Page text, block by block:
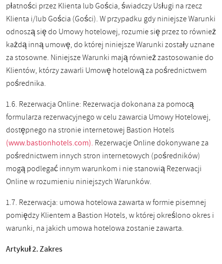
płatności przez Klienta lub Gościa, świadczy Usługi na rzecz
Klienta i/lub Gościa (Gości). W przypadku gdy niniejsze Warunki
odnoszą się do Umowy hotelowej, rozumie się przez to również
każdą inną umowę, do której niniejsze Warunki zostały uznane
za stosowne. Niniejsze Warunki mają również zastosowanie do
Klientów, którzy zawarli Umowę hotelową za pośrednictwem
pośrednika.
1.6. Rezerwacja Online: Rezerwacja dokonana za pomocą
formularza rezerwacyjnego w celu zawarcia Umowy Hotelowej,
dostępnego na stronie internetowej Bastion Hotels
(www.bastionhotels.com). Rezerwacje Online dokonywane za
pośrednictwem innych stron internetowych (pośredników)
mogą podlegać innym warunkom i nie stanowią Rezerwacji
Online w rozumieniu niniejszych Warunków.
1.7. Rezerwacja: umowa hotelowa zawarta w formie pisemnej
pomiędzy Klientem a Bastion Hotels, w której określono okres i
warunki, na jakich umowa hotelowa zostanie zawarta.
Artykuł 2. Zakres